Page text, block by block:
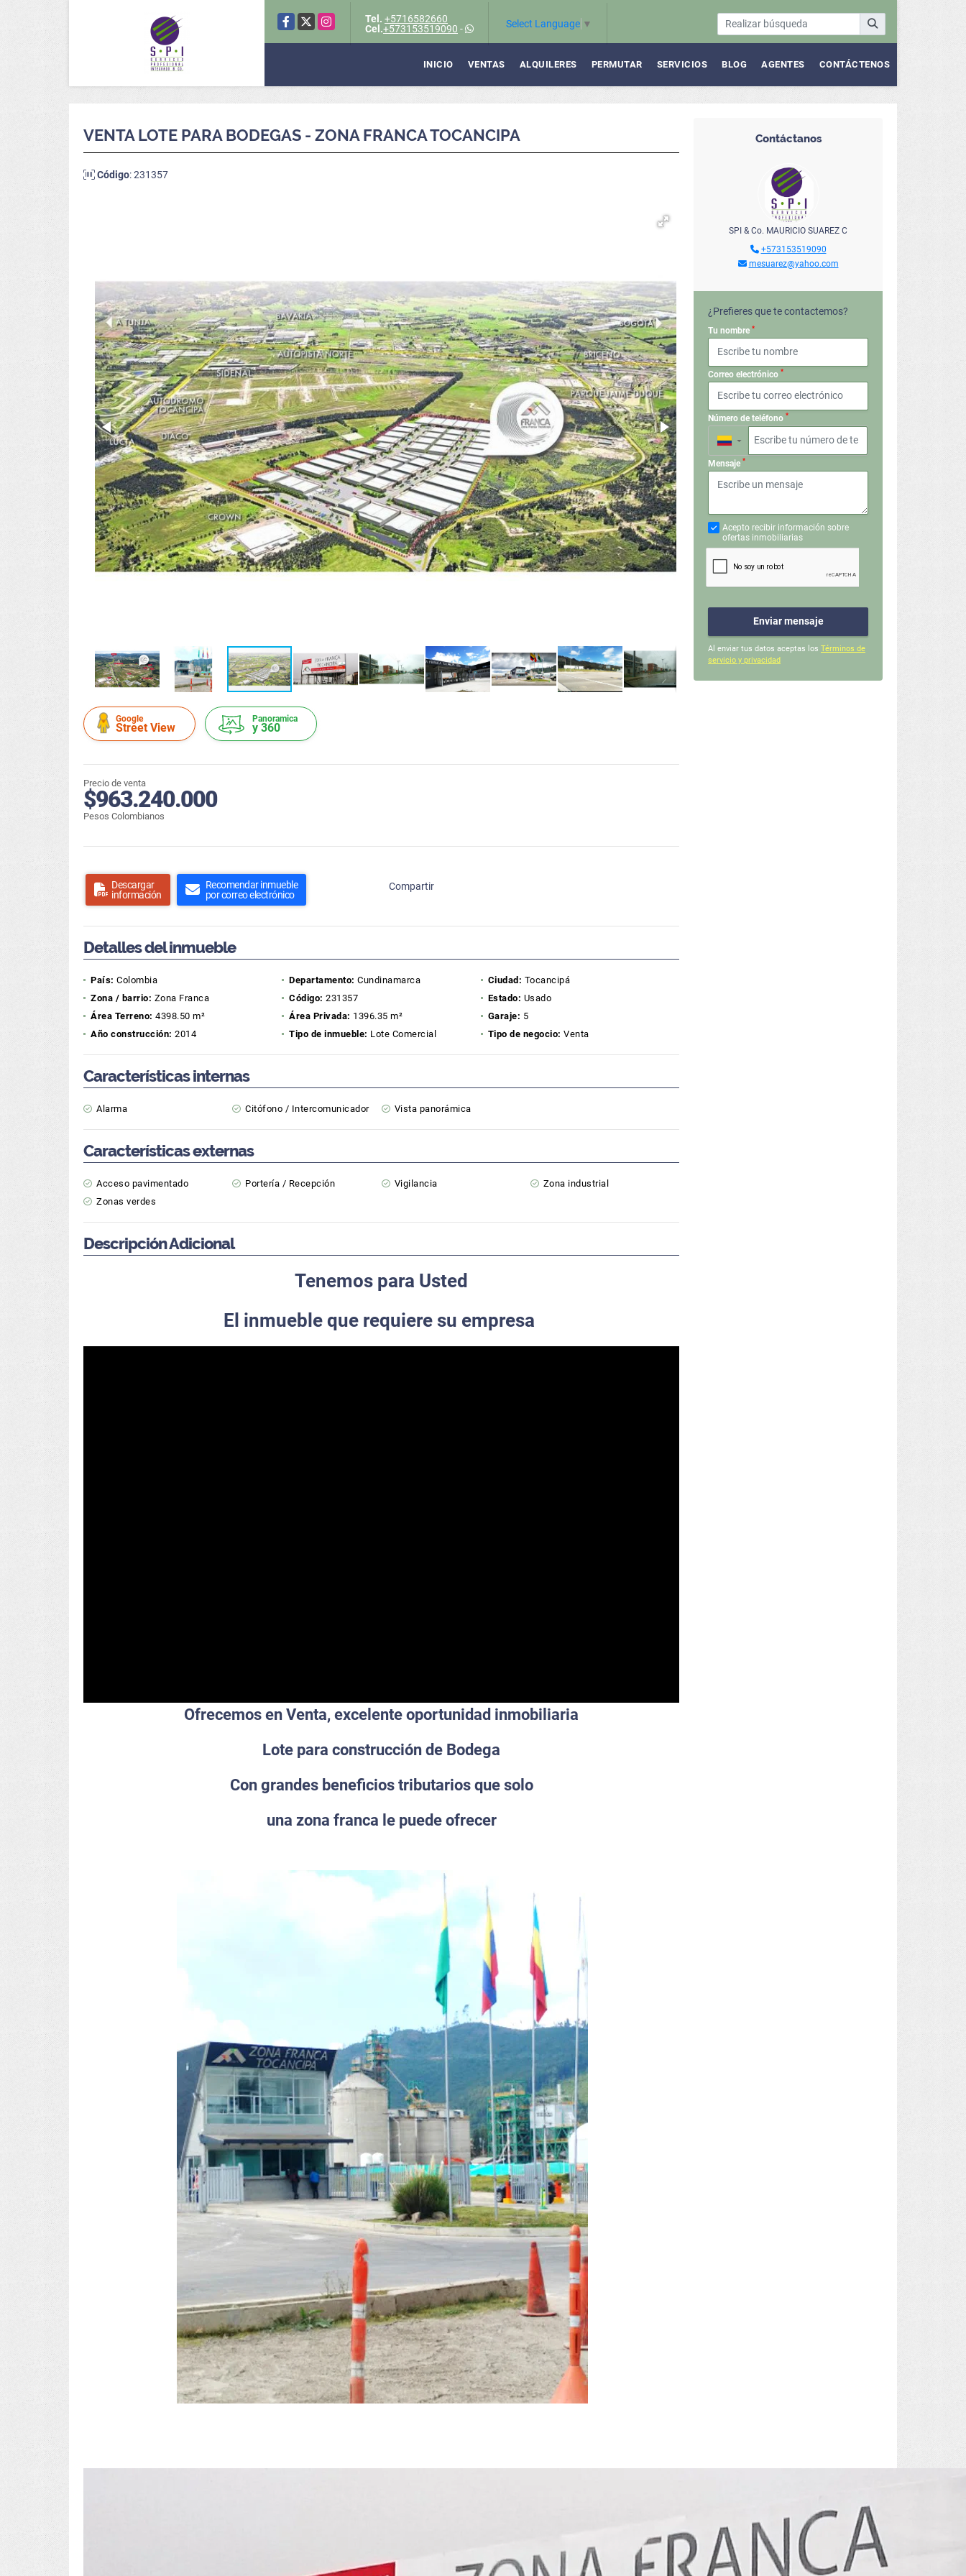
Facebook
X Instagram Tel. +5716582660
Cel.+573153519090 - Select Language ▼
INICIO VENTAS ALQUILERES PERMUTAR SERVICIOS BLOG AGENTES CONTÁCTENOS
VENTA LOTE PARA BODEGAS - ZONA FRANCA TOCANCIPA
Código: 231357
Google
Street View
Panoramica
y 360
Precio de venta
$963.240.000
Pesos Colombianos
Descargar
información
Recomendar inmueble
por correo electrónico
Compartir
Detalles del inmueble
País: Colombia Departamento: Cundinamarca Ciudad: Tocancipá
Zona / barrio: Zona Franca Código: 231357 Estado: Usado
Área Terreno: 4398.50 m² Área Privada: 1396.35 m² Garaje: 5
Año construcción: 2014 Tipo de inmueble: Lote Comercial Tipo de negocio: Venta
Características internas
Alarma Citófono / Intercomunicador Vista panorámica
Características externas
Acceso pavimentado Portería / Recepción Vigilancia
Zona industrial
Zonas verdes
Descripción Adicional
Tenemos para Usted
El inmueble que requiere su empresa
Ofrecemos en Venta, excelente oportunidad inmobiliaria
Lote para construcción de Bodega
Con grandes beneficios tributarios que solo
una zona franca le puede ofrecer
Contáctanos
SPI & Co. MAURICIO SUAREZ C
+573153519090
mesuarez@yahoo.com
¿Prefieres que te contactemos?
Tu nombre *
Correo electrónico *
Número de teléfono *
▼
Mensaje *
Acepto recibir información sobre
ofertas inmobiliarias
Enviar mensaje
Al enviar tus datos aceptas los Términos de
servicio y privacidad